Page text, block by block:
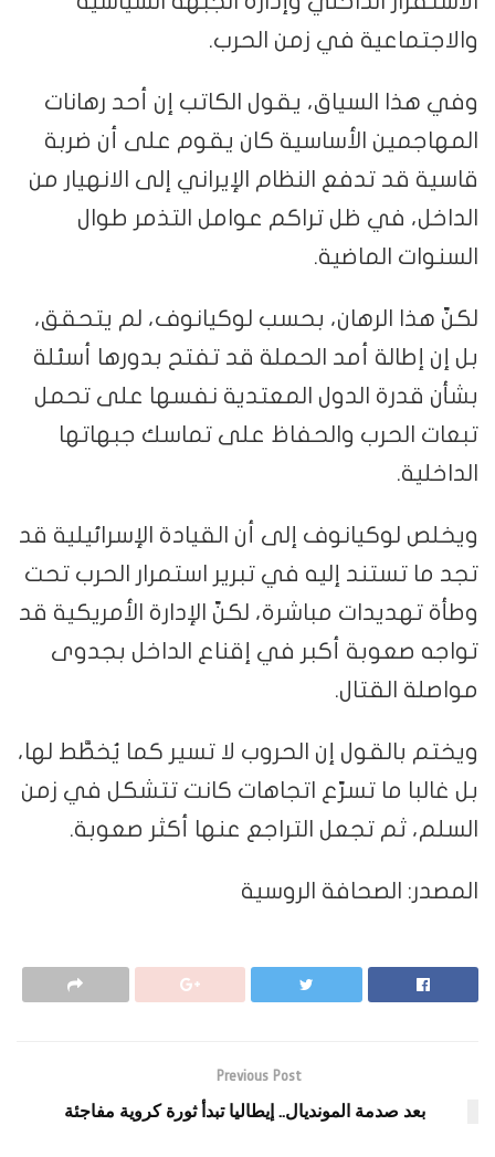
والاجتماعية في زمن الحرب.
وفي هذا السياق، يقول الكاتب إن أحد رهانات
المهاجمين الأساسية كان يقوم على أن ضربة
قاسية قد تدفع النظام الإيراني إلى الانهيار من
الداخل، في ظل تراكم عوامل التذمر طوال
السنوات الماضية.
لكنّ هذا الرهان، بحسب لوكيانوف، لم يتحقق،
بل إن إطالة أمد الحملة قد تفتح بدورها أسئلة
بشأن قدرة الدول المعتدية نفسها على تحمل
تبعات الحرب والحفاظ على تماسك جبهاتها
الداخلية.
ويخلص لوكيانوف إلى أن القيادة الإسرائيلية قد
تجد ما تستند إليه في تبرير استمرار الحرب تحت
وطأة تهديدات مباشرة، لكنّ الإدارة الأمريكية قد
تواجه صعوبة أكبر في إقناع الداخل بجدوى
مواصلة القتال.
ويختم بالقول إن الحروب لا تسير كما يُخطَّط لها،
بل غالبا ما تسرّع اتجاهات كانت تتشكل في زمن
السلم، ثم تجعل التراجع عنها أكثر صعوبة.
المصدر: الصحافة الروسية
Previous Post
بعد صدمة المونديال.. إيطاليا تبدأ ثورة كروية مفاجئة